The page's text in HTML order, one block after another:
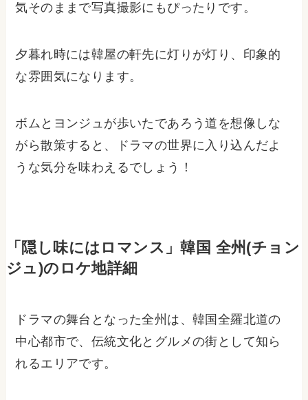
気そのままで写真撮影にもぴったりです。
夕暮れ時には韓屋の軒先に灯りが灯り、印象的
な雰囲気になります。
ボムとヨンジュが歩いたであろう道を想像しな
がら散策すると、ドラマの世界に入り込んだよ
うな気分を味わえるでしょう！
「隠し味にはロマンス」韓国 全州(チョン
ジュ)のロケ地詳細
ドラマの舞台となった全州は、韓国全羅北道の
中心都市で、伝統文化とグルメの街として知ら
れるエリアです。